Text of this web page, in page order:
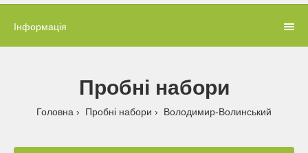
Інформація
Пробні набори
Головна Пробні набори Володимир-Волинський